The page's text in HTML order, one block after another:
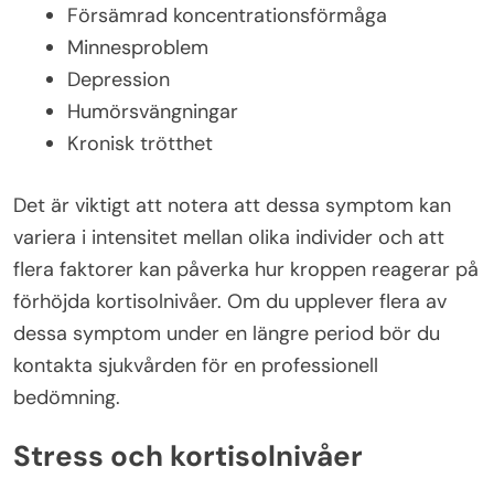
Försämrad koncentrationsförmåga
Minnesproblem
Depression
Humörsvängningar
Kronisk trötthet
Det är viktigt att notera att dessa symptom kan
variera i intensitet mellan olika individer och att
flera faktorer kan påverka hur kroppen reagerar på
förhöjda kortisolnivåer. Om du upplever flera av
dessa symptom under en längre period bör du
kontakta sjukvården för en professionell
bedömning.
Stress och kortisolnivåer